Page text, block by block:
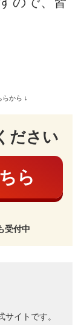
から ↓
ださい
ら
受付中
イトです。